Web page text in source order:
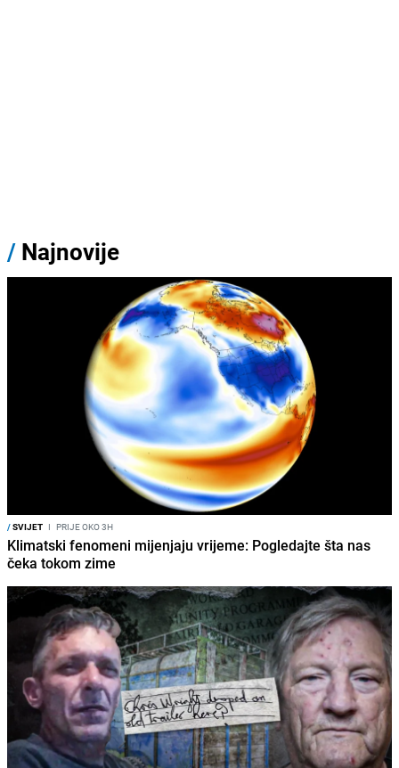
/ Najnovije
/SVIJET I PRIJE OKO 3H
Klimatski fenomeni mijenjaju vrijeme: Pogledajte šta nas
čeka tokom zime